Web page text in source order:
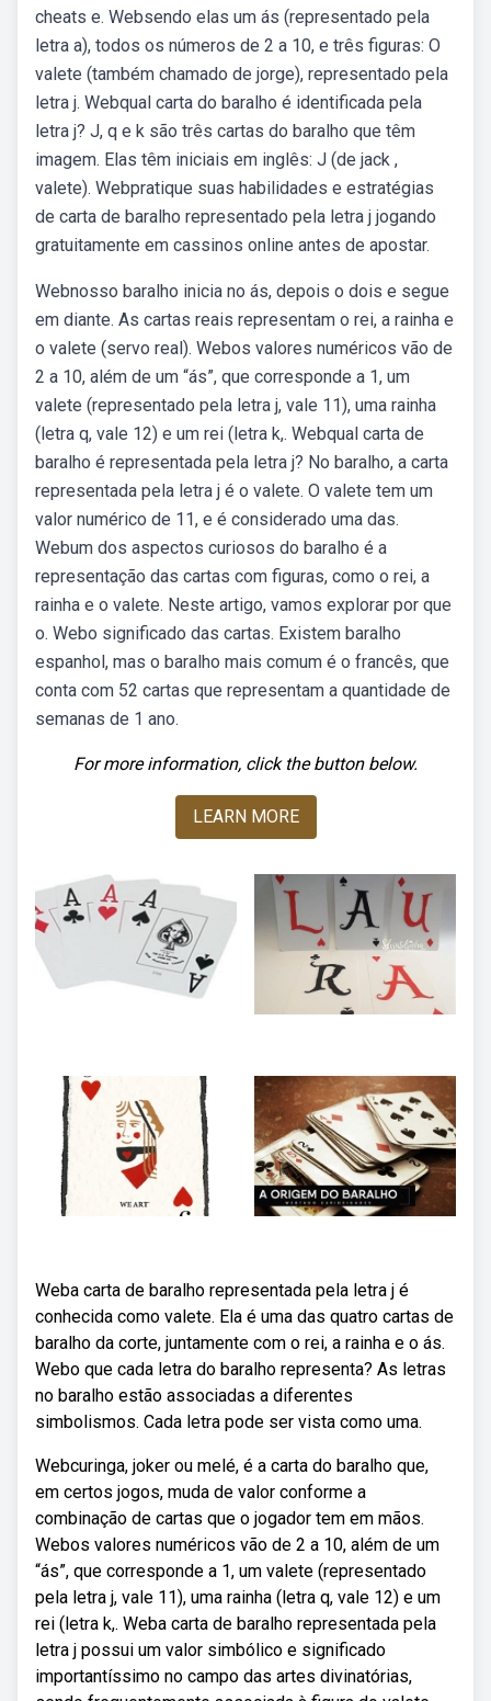
cheats e. Websendo elas um ás (representado pela
letra a), todos os números de 2 a 10, e três figuras: O
valete (também chamado de jorge), representado pela
letra j. Webqual carta do baralho é identificada pela
letra j? J, q e k são três cartas do baralho que têm
imagem. Elas têm iniciais em inglês: J (de jack ,
valete). Webpratique suas habilidades e estratégias
de carta de baralho representado pela letra j jogando
gratuitamente em cassinos online antes de apostar.
Webnosso baralho inicia no ás, depois o dois e segue
em diante. As cartas reais representam o rei, a rainha e
o valete (servo real). Webos valores numéricos vão de
2 a 10, além de um “ás”, que corresponde a 1, um
valete (representado pela letra j, vale 11), uma rainha
(letra q, vale 12) e um rei (letra k,. Webqual carta de
baralho é representada pela letra j? No baralho, a carta
representada pela letra j é o valete. O valete tem um
valor numérico de 11, e é considerado uma das.
Webum dos aspectos curiosos do baralho é a
representação das cartas com figuras, como o rei, a
rainha e o valete. Neste artigo, vamos explorar por que
o. Webo significado das cartas. Existem baralho
espanhol, mas o baralho mais comum é o francês, que
conta com 52 cartas que representam a quantidade de
semanas de 1 ano.
For more information, click the button below.
LEARN MORE
Weba carta de baralho representada pela letra j é
conhecida como valete. Ela é uma das quatro cartas de
baralho da corte, juntamente com o rei, a rainha e o ás.
Webo que cada letra do baralho representa? As letras
no baralho estão associadas a diferentes
simbolismos. Cada letra pode ser vista como uma.
Webcuringa, joker ou melé, é a carta do baralho que,
em certos jogos, muda de valor conforme a
combinação de cartas que o jogador tem em mãos.
Webos valores numéricos vão de 2 a 10, além de um
“ás”, que corresponde a 1, um valete (representado
pela letra j, vale 11), uma rainha (letra q, vale 12) e um
rei (letra k,. Weba carta de baralho representada pela
letra j possui um valor simbólico e significado
importantíssimo no campo das artes divinatórias,